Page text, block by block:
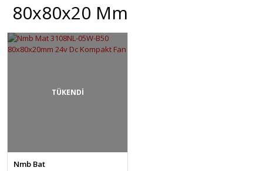
80x80x20 Mm
TÜKENDİ
Nmb Bat